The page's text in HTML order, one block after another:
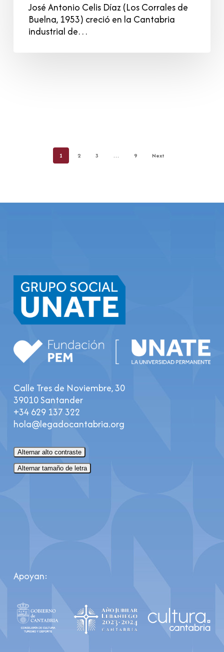
José Antonio Celis Díaz (Los Corrales de
Buelna, 1953) creció en la Cantabria
industrial de…
1 2 3 … 9 Next
Calle Tres de Noviembre, 30
39010 Santander
+34 629 137 322
hola@legadocantabria.org
Alternar alto contraste
Alternar tamaño de letra
Apoyan: